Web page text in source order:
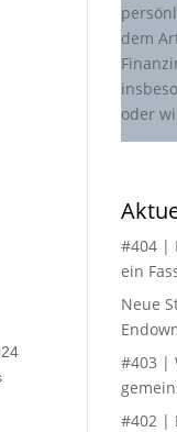
dem
oder
#404 |
ein
Neue
#403 |
#402 |